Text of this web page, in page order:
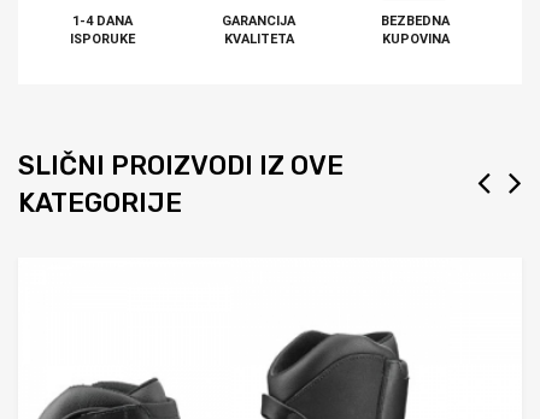
1-4 DANA
ISPORUKE
GARANCIJA
KVALITETA
BEZBEDNA
KUPOVINA
SLIČNI PROIZVODI IZ OVE
KATEGORIJE